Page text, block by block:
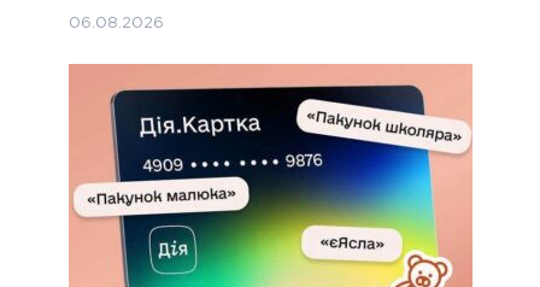
06.08.2026